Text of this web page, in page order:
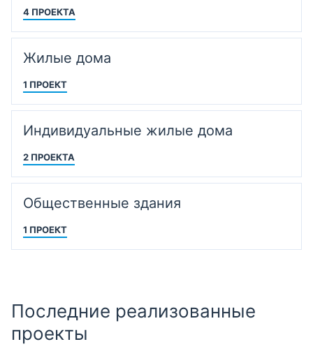
4 ПРОЕКТА
Жилые дома
1 ПРОЕКТ
Индивидуальные жилые дома
2 ПРОЕКТА
Общественные здания
1 ПРОЕКТ
Последние реализованные
проекты